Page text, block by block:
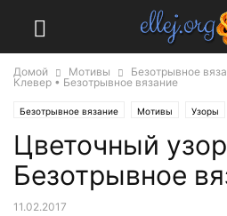
Домой Мотивы Безотрывное
Клевер • Безотрывное вязание
Безотрывное вязание Мотивы Узоры
Цветочный
Безотрывное
11.02.2017